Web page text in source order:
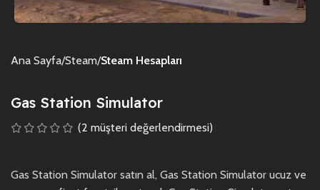
Ana Sayfa Steam Steam Hesapları
Gas Station Simulator
(2 müşteri değerlendirmesi)
Gas Station Simulator satın al, Gas Station Simulator ucuz ve